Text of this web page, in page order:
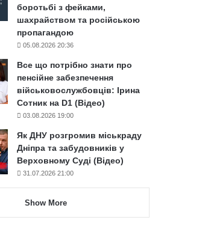
боротьбі з фейками,
шахрайством та російською
пропагандою
05.08.2026 20:36
Все що потрібно знати про
пенсійне забезпечення
військовослужбовців: Ірина
Сотник на D1 (Відео)
03.08.2026 19:00
Як ДНУ розгромив міськраду
Дніпра та забудовників у
Верховному Суді (Відео)
31.07.2026 21:00
Show More